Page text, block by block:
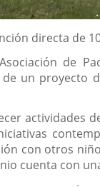
directa de
de
un proyecto
actividades
con otros
cuenta con